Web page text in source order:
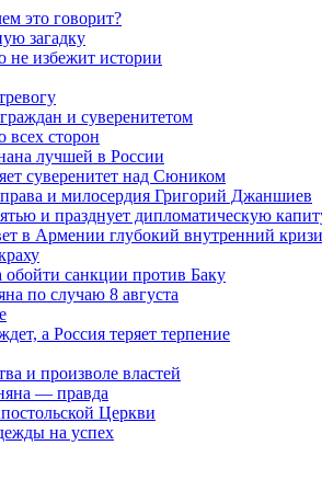
это говорит?
загадку
избежит истории
и суверенитетом
сторон
лучшей в России
суверенитет над Сюником
и милосердия Григорий Джаншиев
и празднует дипломатическую
в Армении глубокий внутренний
санкции против Баку
по случаю 8 августа
а Россия теряет терпение
и произволе властей
— правда
Церкви
на успех